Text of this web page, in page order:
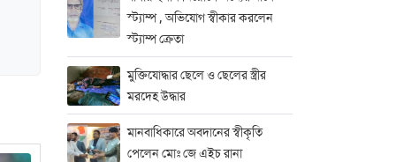
স্ট্যাম্প , অভিযোগ স্বীকার করলেন
স্ট্যাম্প ক্রেতা
মুক্তিযোদ্ধার ছেলে ও ছেলের স্ত্রীর
মরদেহ উদ্ধার
মানবাধিকারে অবদানের স্বীকৃতি
পেলেন মোঃ জে এইচ রানা